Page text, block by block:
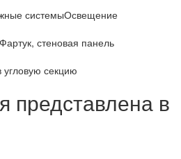
системыОсвещение
Фартук, стеновая панель
секцию
представлена в